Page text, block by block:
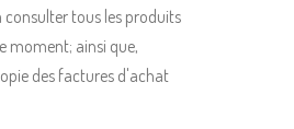
consulter tous les produits
moment; ainsi que,
des factures d'achat